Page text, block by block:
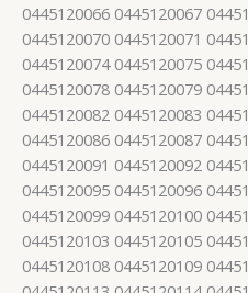
0445120066 0445120067
0445120070 0445120071
0445120074 0445120075
0445120078 0445120079
0445120082 0445120083
0445120086 0445120087
0445120091 0445120092
0445120095 0445120096
0445120099 0445120100
0445120103 0445120105
0445120108 0445120109